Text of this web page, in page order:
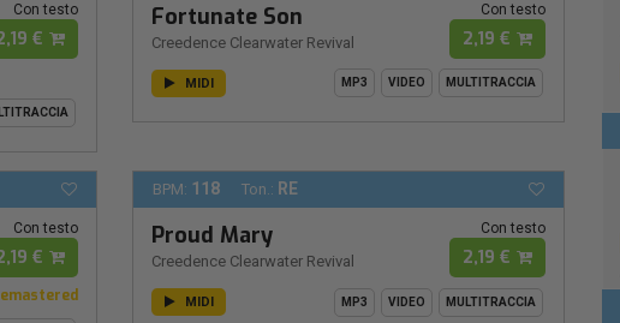
Con testo
€
Fortunate Son
Creedence Clearwater Revival
Con testo
2,19 €
MIDI MP3 VIDEO MULTITRACCIA
Con testo
€
BPM: 118 Ton.: RE
Proud Mary
Creedence Clearwater Revival
Con testo
2,19 €
MIDI MP3 VIDEO MULTITRACCIA